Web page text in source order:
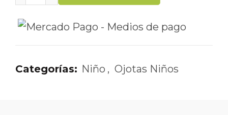
Categorías: Niño , Ojotas Niños